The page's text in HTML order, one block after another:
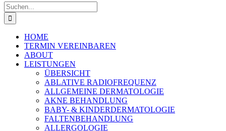
Suche
nach:
HOME
TERMIN VEREINBAREN
ABOUT
LEISTUNGEN
ÜBERSICHT
ABLATIVE RADIOFREQUENZ
ALLGEMEINE DERMATOLOGIE
AKNE BEHANDLUNG
BABY- & KINDERDERMATOLOGIE
FALTENBEHANDLUNG
ALLERGOLOGIE